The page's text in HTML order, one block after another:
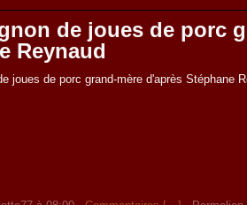
de joues de porc
Reynaud